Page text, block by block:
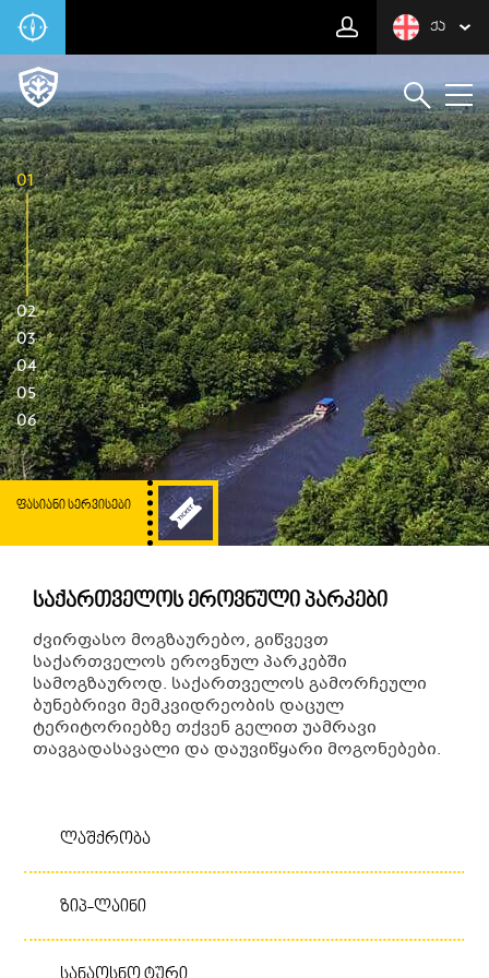
ᲥᲐ
01
02
03
04
05
06
ᲤᲐᲡᲘᲐᲜᲘ ᲡᲔᲠᲕᲘᲡᲔᲑᲘ
საქართველოს ეროვნული პარკები
ძვირფასო მოგზაურებო, გიწვევთ
საქართველოს ეროვნულ პარკებში
სამოგზაუროდ. საქართველოს გამორჩეული
ბუნებრივი მემკვიდრეობის დაცულ
ტერიტორიებზე თქვენ გელით უამრავი
თავგადასავალი და დაუვიწყარი მოგონებები.
ლაშქრობა
თუ გსურთ, ოჯახის წევრებთან ან
მეგობრებთან ერთად დრო სასიამოვნოდ
გაატაროთ, საქართველოს ულამაზესი
Ლაშქრობა
Ზიპ-Ლაინი